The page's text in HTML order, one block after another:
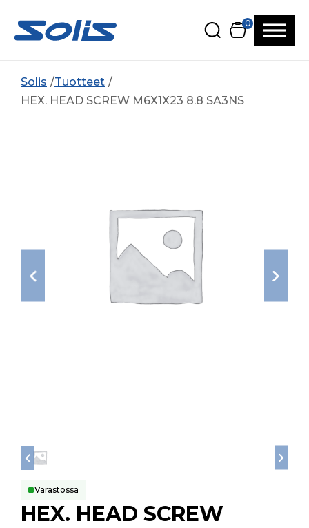
0
Solis
Tuotteet
HEX. HEAD SCREW M6X1X23 8.8 SA3NS
Varastossa
HEX. HEAD SCREW